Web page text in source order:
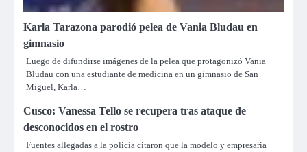
Karla Tarazona parodió pelea de Vania Bludau en
gimnasio
Luego de difundirse imágenes de la pelea que protagonizó Vania
Bludau con una estudiante de medicina en un gimnasio de San
Miguel, Karla…
Cusco: Vanessa Tello se recupera tras ataque de
desconocidos en el rostro
Fuentes allegadas a la policía citaron que la modelo y empresaria